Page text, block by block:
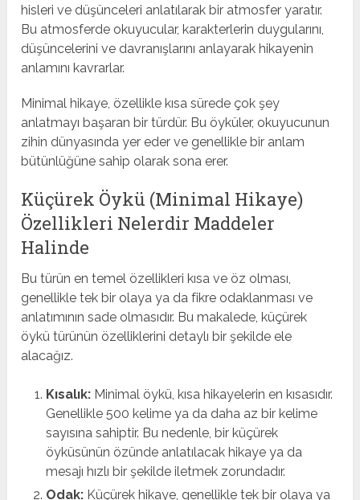
hisleri ve düşünceleri anlatılarak bir atmosfer yaratır.
Bu atmosferde okuyucular, karakterlerin duygularını,
düşüncelerini ve davranışlarını anlayarak hikayenin
anlamını kavrarlar.
Minimal hikaye, özellikle kısa sürede çok şey
anlatmayı başaran bir türdür. Bu öyküler, okuyucunun
zihin dünyasında yer eder ve genellikle bir anlam
bütünlüğüne sahip olarak sona erer.
Küçürek Öykü (Minimal Hikaye)
Özellikleri Nelerdir Maddeler
Halinde
Bu türün en temel özellikleri kısa ve öz olması,
genellikle tek bir olaya ya da fikre odaklanması ve
anlatımının sade olmasıdır. Bu makalede, küçürek
öykü türünün özelliklerini detaylı bir şekilde ele
alacağız.
Kısalık:Minimal öykü, kısa hikayelerin en kısasıdır.
Genellikle 500 kelime ya da daha az bir kelime
sayısına sahiptir. Bu nedenle, bir küçürek
öyküsünün özünde anlatılacak hikaye ya da
mesajı hızlı bir şekilde iletmek zorundadır.
Odak:Küçürek hikaye, genellikle tek bir olaya ya